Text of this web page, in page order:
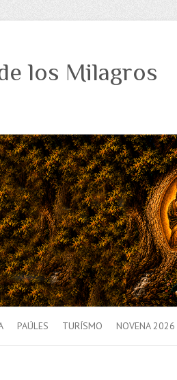
los Milagros
PAÚLES TURÍSMO NOVENA 2026